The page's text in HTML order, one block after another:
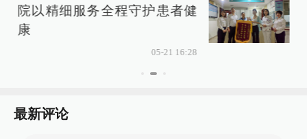
院以精细服务全程守护患者健
康
05-21 16:28
最新评论